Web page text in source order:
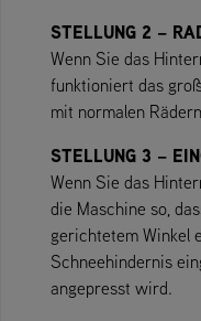
STELLUNG 2 –
Wenn Sie das
funktioniert das
mit normalen
STELLUNG 3 –
Wenn Sie das
die Maschine so,
gerichtetem Winkel
Schneehindernis
angepresst wird.